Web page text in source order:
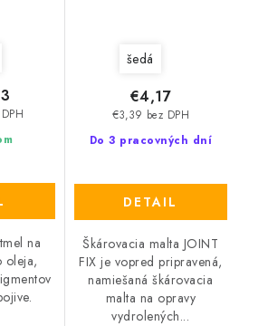
na
oleja,
šedá
Do 3 pracovných dní
€3,39 bez DPH
€4,17
DETAIL
Škárovacia malta JOINT
FIX je vopred pripravená,
namiešaná škárovacia
malta na opravy
vydrolených...